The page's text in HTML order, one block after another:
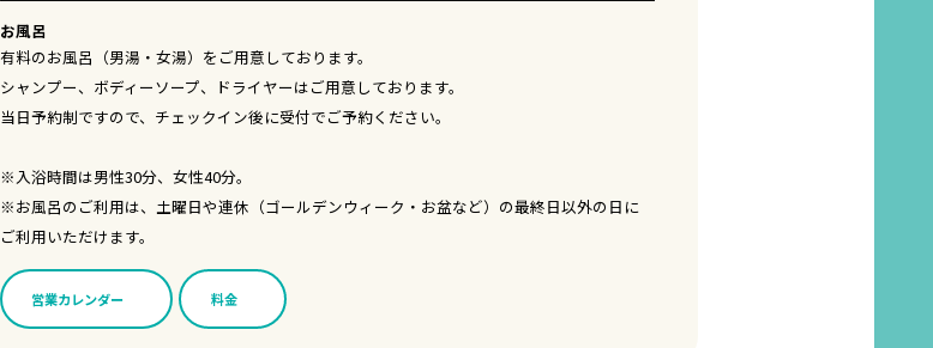
お風呂
有料のお風呂（男湯・女湯）をご用意しております。
シャンプー、ボディーソープ、ドライヤーはご用意しております。
当日予約制ですので、チェックイン後に受付でご予約ください。
※入浴時間は男性30分、女性40分。
※お風呂のご利用は、土曜日や連休（ゴールデンウィーク・お盆など）の最終日以外の日に
ご利用いただけます。
営業カレンダー 料金